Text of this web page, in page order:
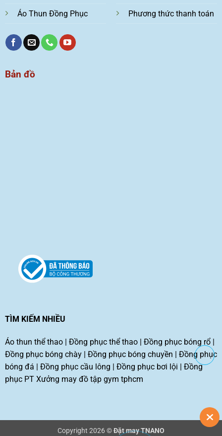
Áo Thun Đồng Phục Phương thức thanh toán
Bản đồ
TÌM KIẾM NHIỀU
Áo thun thể thao| Đồng phục thể thao| Đồng phục bóng rổ|
Đồng phục bóng chày| Đồng phục bóng chuyền | Đồng phục
bóng đá | Đồng phục cầu lông | Đồng phục bơi lội | Đồng
phục PT Xưởng may đồ tập gym tphcm
Copyright 2026 ©Đặt may TNANO